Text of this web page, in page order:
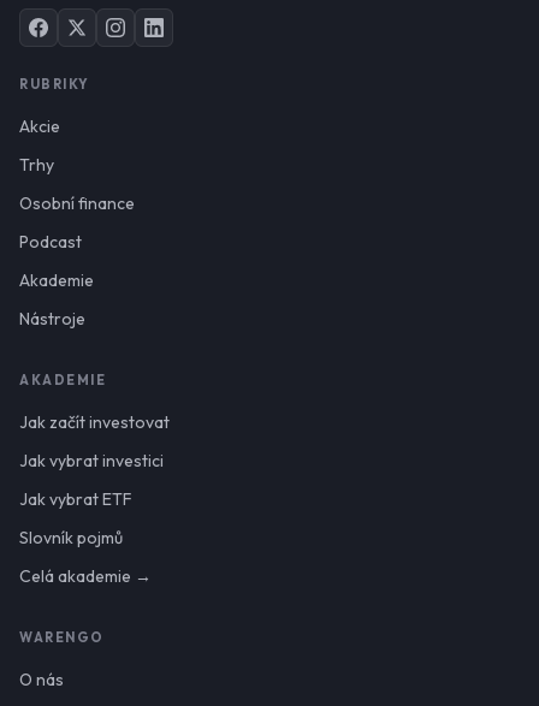
RUBRIKY
Akcie
Trhy
Osobní finance
Podcast
Akademie
Nástroje
AKADEMIE
Jak začít investovat
Jak vybrat investici
Jak vybrat ETF
Slovník pojmů
Celá akademie →
WARENGO
O nás